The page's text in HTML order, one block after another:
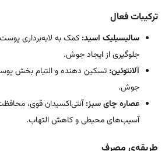
ترکیبات فعال
سالیسیلیک اسید: کمک به لایه‌برداری
جلوگیری از ایجاد جوش.
آلانتوئین: تسکین دهنده و التیام بخش
جوش.
عصاره چای سبز:آنتی‌اکسیدان قوی،
آسیب‌های محیطی و کاهش التهاب.